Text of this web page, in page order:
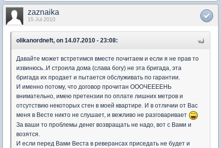
zaznaika
15 Jul 2010
olikanordneft, on 14.07.2010 - 23:08:
Давайте может встретимся вместе почитаем и если я не прав то
извинюсь..И строила дома (слава богу) не эта бригада, эта
бригада их продает и пытается обслуживать по гарантии.
И именно потому, что договор прочитан ОООЧЕЕЕЕНЬ
внимательно, имею претензии по оплате лишних метров и
отсутствию некоторых стен в моей квартире. И в отличии от Вас
меня в Весте никто не слушает, и вежливо не разговаривает
За ваши то проблемы денег возвращать не надо, вот с Вами и
возятся.
И если перед Вами Веста в реверансах приседать не будет и